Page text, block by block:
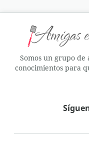
Somos un grupo de
conocimientos para